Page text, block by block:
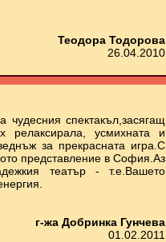
Теодора Тодорова
26.04.2010
спектакъл,засягащ
релаксирала, усмихната и
за прекрасната игра.С
представление в София.Аз
театър - т.е.Вашето
г-жа Добринка Гунчева
01.02.2011